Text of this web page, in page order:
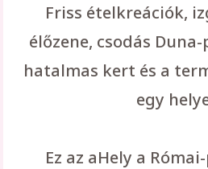
Friss ételkreációk,
élőzene, csodás
hatalmas kert és a
egy
Ez az aHely a